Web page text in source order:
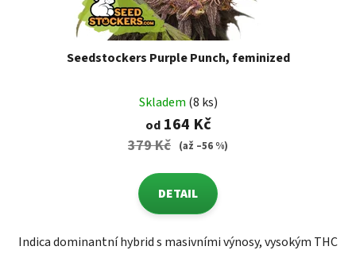
Seedstockers Purple Punch, feminized
Skladem (8 ks)
od164 Kč
379 Kč (až –56 %)
DETAIL
Indica dominantní hybrid s masivními výnosy, vysokým THC